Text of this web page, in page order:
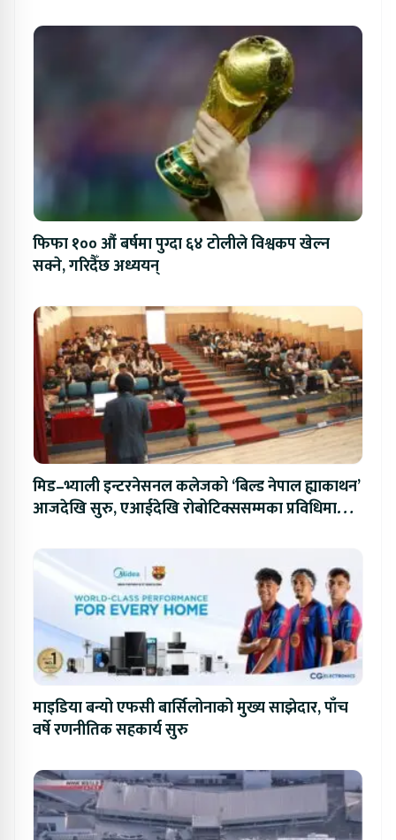
फिफा १०० औं बर्षमा पुग्दा ६४ टोलीले विश्वकप खेल्न
सक्ने, गरिदैँछ अध्ययन्
मिड–भ्याली इन्टरनेसनल कलेजको ‘बिल्ड नेपाल ह्याकाथन’
आजदेखि सुरु, एआईदेखि रोबोटिक्ससम्मका प्रविधिमा
माइडिया बन्यो एफसी बार्सिलोनाको मुख्य साझेदार, पाँच
वर्षे रणनीतिक सहकार्य सुरु